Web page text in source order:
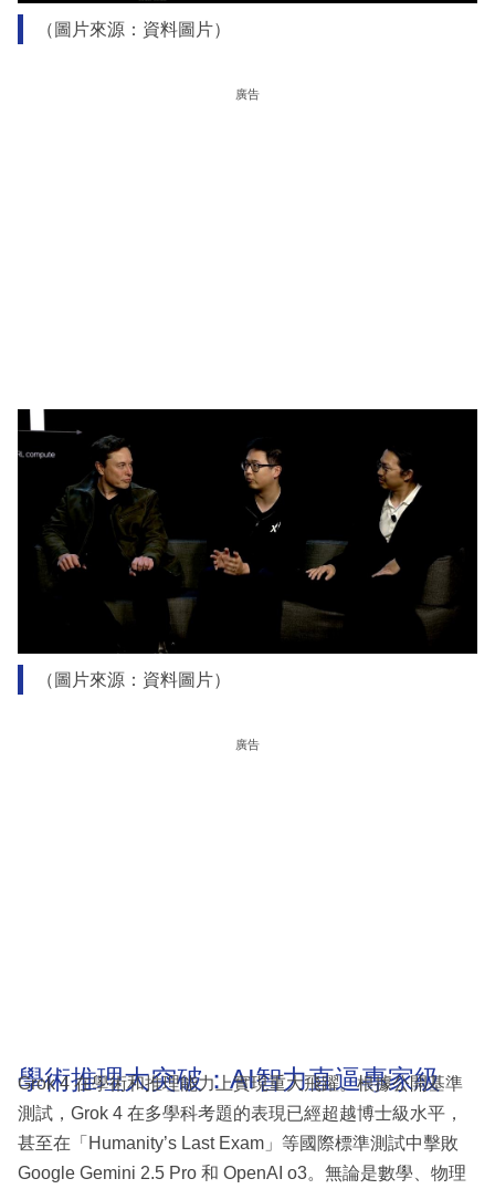
（圖片來源：資料圖片）
廣告
（圖片來源：資料圖片）
廣告
學術推理大突破：AI智力直逼專家級
Grok 4 在學術和推理能力上實現重大飛躍。根據公開基準
測試，Grok 4 在多學科考題的表現已經超越博士級水平，
甚至在「Humanity’s Last Exam」等國際標準測試中擊敗
Google Gemini 2.5 Pro 和 OpenAI o3。無論是數學、物理